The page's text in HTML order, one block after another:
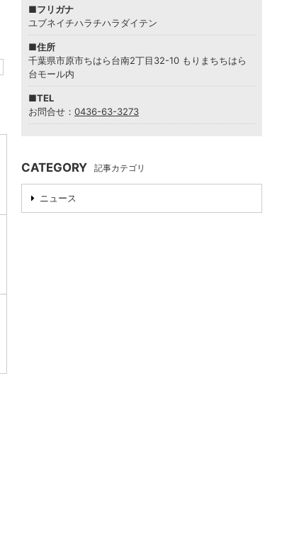
■フリガナ
ユブネイチハラチハラダイテン
■住所
千葉県市原市ちはら台南2丁目32-10 もりまちちはら
台モール内
■TEL
お問合せ： 0436-63-3273
CATEGORY 記事カテゴリ
ニュース